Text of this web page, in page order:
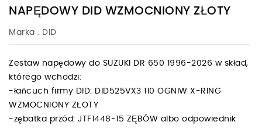
NAPĘDOWY DID WZMOCNIONY ZŁOTY
Marka : DID
Zestaw napędowy do SUZUKI DR 650 1996-2026 w skład,
którego wchodzi:
-łańcuch firmy DID: DID525VX3 110 OGNIW X-RING
WZMOCNIONY ZŁOTY
-zębatka przód: JTF1448-15 ZĘBÓW albo odpowiednik